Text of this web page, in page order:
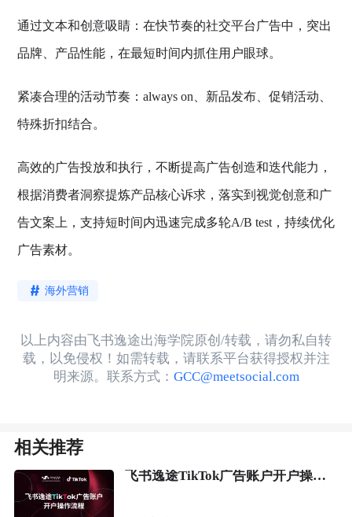
通过文本和创意吸睛：在快节奏的社交平台广告中，突出
品牌、产品性能，在最短时间内抓住用户眼球。
紧凑合理的活动节奏：always on、新品发布、促销活动、
特殊折扣结合。
高效的广告投放和执行，不断提高广告创造和迭代能力，
根据消费者洞察提炼产品核心诉求，落实到视觉创意和广
告文案上，支持短时间内迅速完成多轮A/B test，持续优化
广告素材。
海外营销
以上内容由飞书逸途出海学院原创/转载，请勿私自转
载，以免侵权！如需转载，请联系平台获得授权并注
明来源。联系方式： GCC@meetsocial.com
相关推荐
飞书逸途TikTok广告账户开户操作流程